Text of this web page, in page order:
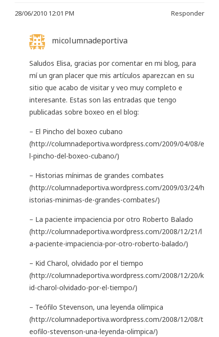
28/06/2010 12:01 PM Responder
micolumnadeportiva
Saludos Elisa, gracias por comentar en mi blog, para
mí un gran placer que mis artículos aparezcan en su
sitio que acabo de visitar y veo muy completo e
interesante. Estas son las entradas que tengo
publicadas sobre boxeo en el blog:
– El Pincho del boxeo cubano
(http://columnadeportiva.wordpress.com/2009/04/08/e
l-pincho-del-boxeo-cubano/)
– Historias mínimas de grandes combates
(http://columnadeportiva.wordpress.com/2009/03/24/h
istorias-minimas-de-grandes-combates/)
– La paciente impaciencia por otro Roberto Balado
(http://columnadeportiva.wordpress.com/2008/12/21/l
a-paciente-impaciencia-por-otro-roberto-balado/)
– Kid Charol, olvidado por el tiempo
(http://columnadeportiva.wordpress.com/2008/12/20/k
id-charol-olvidado-por-el-tiempo/)
– Teófilo Stevenson, una leyenda olímpica
(http://columnadeportiva.wordpress.com/2008/12/08/t
eofilo-stevenson-una-leyenda-olimpica/)